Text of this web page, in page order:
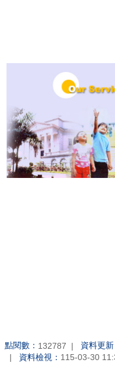
點閱數： 132787 資料更新
資料檢視： 115-03-30